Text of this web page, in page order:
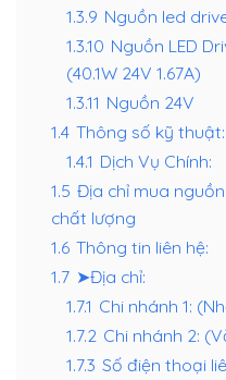
1.3.9 Nguồn led
1.3.10 Nguồn LED
(40.1W 24V 1.67A)
1.3.11 Nguồn 24V
1.4 Thông số kỹ thuật:
1.4.1 Dịch Vụ Chính:
1.5 Địa chỉ mua nguồn
chất lượng
1.6 Thông tin liên hệ:
1.7 ➤Địa chỉ:
1.7.1 Chi nhánh 1:
1.7.2 Chi nhánh 2:
1.7.3 Số điện thoại